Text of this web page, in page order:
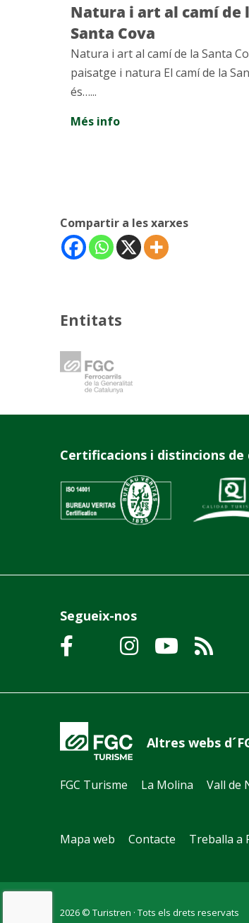
Itineraris per les
Montserrat
Itineraris per les ermites de
Situats al Pla de les Taràntules,
a gaudir del patrimoni natural i…...
Més info
Compartir a les xarxes
Entitats
Certificacions i distincions
Segueix-nos
Altres webs
FGC Turisme La Molina Vall de
Mapa web Contacte Treballa a
2026 © Turistren · Tots els drets reservats